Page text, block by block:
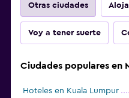
Otras ciudades
Voy a tener suerte
Ciudades populares en
Hoteles en Kuala Lumpur